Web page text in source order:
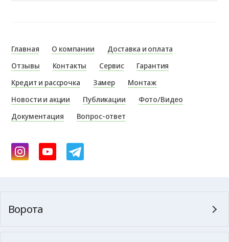
Главная О компании
Доставка и оплата
Отзывы
Контакты Сервис
Гарантия
Кредит и рассрочка
Замер
Монтаж
Новости и акции
Публикации
Фото/Видео
Документация
Вопрос-ответ
Ворота